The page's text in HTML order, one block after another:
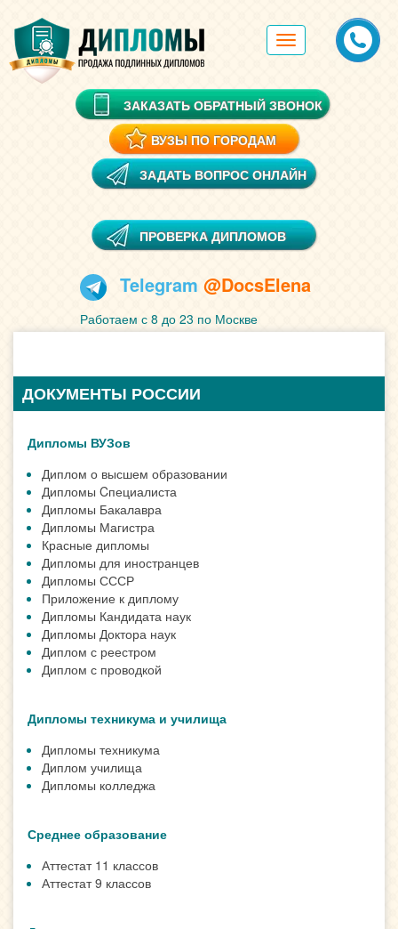
Toggle
navigation
ЗАКАЗАТЬ ОБРАТНЫЙ ЗВОНОК
ВУЗЫ ПО ГОРОДАМ
ЗАДАТЬ ВОПРОС ОНЛАЙН
ПРОВЕРКА ДИПЛОМОВ
Telegram @DocsElena
Работаем с 8 до 23 по Москве
ДОКУМЕНТЫ РОССИИ
Дипломы ВУЗов
Диплом о высшем образовании
Дипломы Cпециалиста
Дипломы Бакалавра
Дипломы Магистра
Красные дипломы
Дипломы для иностранцев
Дипломы СССР
Приложение к диплому
Дипломы Кандидата наук
Дипломы Доктора наук
Диплом с реестром
Диплом с проводкой
Дипломы техникума и училища
Дипломы техникума
Диплом училища
Дипломы колледжа
Среднее образование
Аттестат 11 классов
Аттестат 9 классов